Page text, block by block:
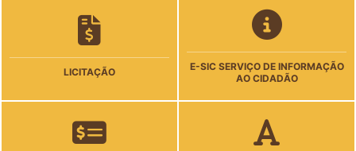
LICITAÇÃO
E-SIC SERVIÇO DE INFORMAÇÃO
AO CIDADÃO